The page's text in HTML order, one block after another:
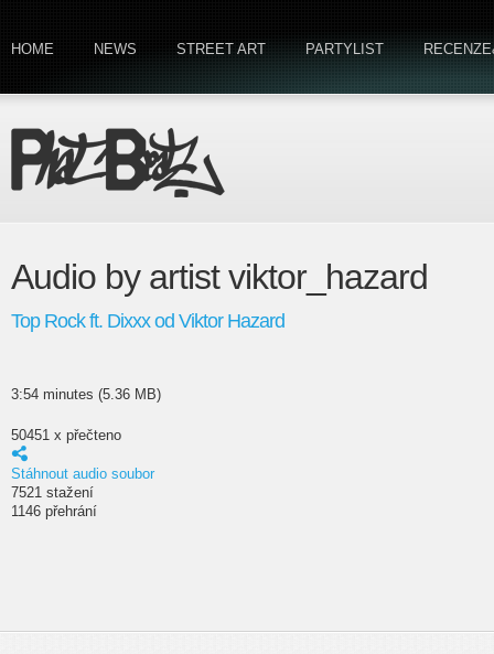
HOME NEWS STREET ART PARTYLIST
Audio by artist viktor_hazard
Top Rock ft. Dixxx od Viktor Hazard
3:54 minutes (5.36 MB)
50451 x přečteno
Stáhnout audio soubor
7521 stažení
1146 přehrání